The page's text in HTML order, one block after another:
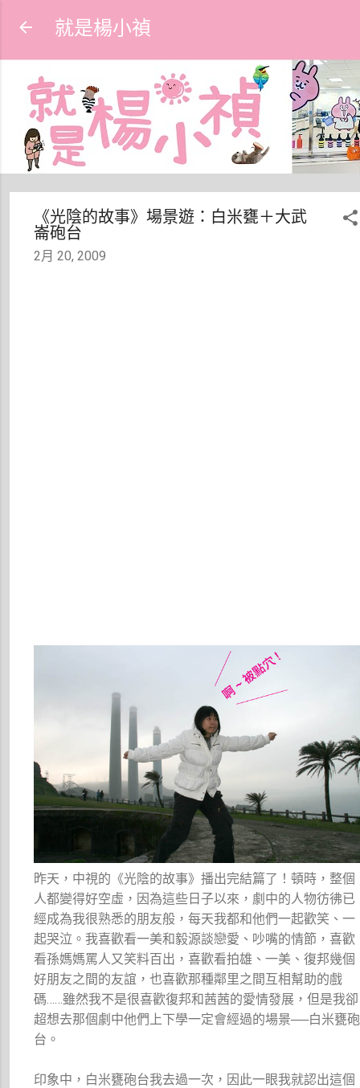
就是楊小禎
《光陰的故事》場景遊：白米甕＋大武
崙砲台
2月 20, 2009
昨天，中視的《光陰的故事》播出完結篇了！頓時，整個
人都變得好空虛，因為這些日子以來，劇中的人物彷彿已
經成為我很熟悉的朋友般，每天我都和他們一起歡笑、一
起哭泣。我喜歡看一美和毅源談戀愛、吵嘴的情節，喜歡
看孫媽媽罵人又笑料百出，喜歡看拍雄、一美、復邦幾個
好朋友之間的友誼，也喜歡那種鄰里之間互相幫助的戲
碼……雖然我不是很喜歡復邦和茜茜的愛情發展，但是我卻
超想去那個劇中他們上下學一定會經過的場景──白米甕砲
台。
印象中，白米甕砲台我去過一次，因此一眼我就認出這個